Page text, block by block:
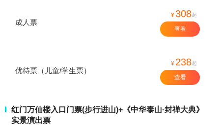
成人票
¥308起
查看
优待票（儿童/学生票）
¥ 238起
查看
红门万仙楼入口门票(步行进山)+《中华泰山·封禅大典》
实景演出票